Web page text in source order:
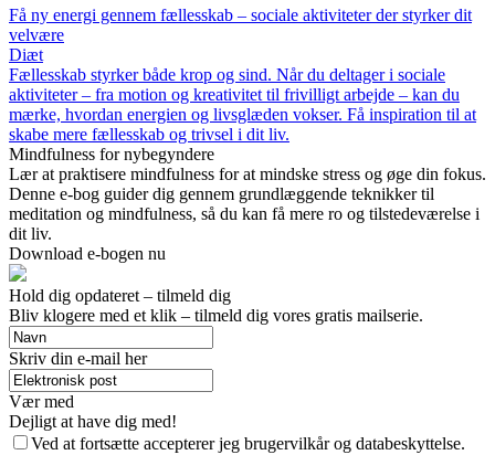
Få ny energi gennem fællesskab – sociale aktiviteter der styrker dit
velvære
Diæt
Fællesskab styrker både krop og sind. Når du deltager i sociale
aktiviteter – fra motion og kreativitet til frivilligt arbejde – kan du
mærke, hvordan energien og livsglæden vokser. Få inspiration til at
skabe mere fællesskab og trivsel i dit liv.
Mindfulness for nybegyndere
Lær at praktisere mindfulness for at mindske stress og øge din fokus.
Denne e-bog guider dig gennem grundlæggende teknikker til
meditation og mindfulness, så du kan få mere ro og tilstedeværelse i
dit liv.
Download e-bogen nu
Hold dig opdateret – tilmeld dig
Bliv klogere med et klik – tilmeld dig vores gratis mailserie.
Skriv din e-mail her
Vær med
Dejligt at have dig med!
Ved at fortsætte accepterer jeg brugervilkår og databeskyttelse.